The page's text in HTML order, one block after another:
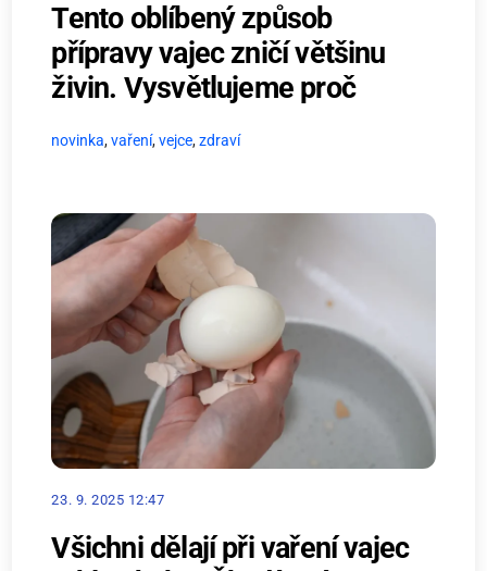
Tento oblíbený způsob
přípravy vajec zničí většinu
živin. Vysvětlujeme proč
novinka,vaření,vejce,zdraví
23. 9. 2025 12:47
Všichni dělají při vaření vajec